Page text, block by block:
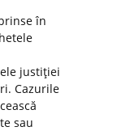
în
justiției
Cazurile
sau